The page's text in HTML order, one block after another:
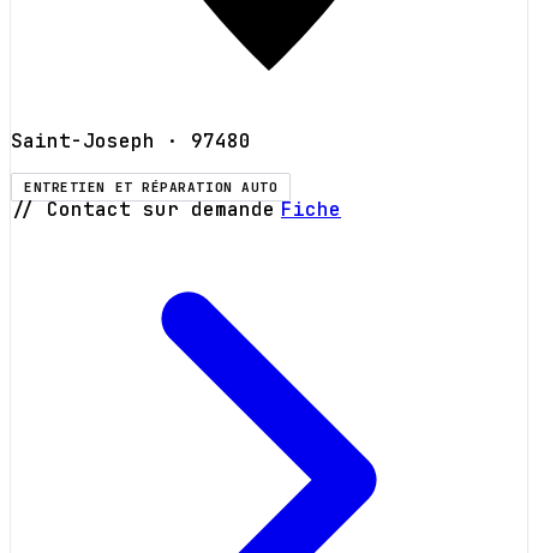
Saint-Joseph · 97480
ENTRETIEN ET RÉPARATION AUTO
// Contact sur demande Fiche